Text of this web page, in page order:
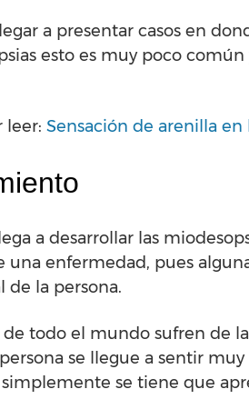
a presentar casos en
esto es muy poco
leer: Sensación de arenilla en
a desarrollar las
enfermedad, pues
de la persona.
todo el mundo sufren de
se llegue a sentir
se tiene que